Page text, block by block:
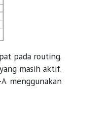
pada routing.
masih aktif.
menggunakan